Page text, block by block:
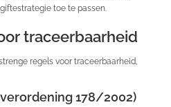
toe te passen.
traceerbaarheid
regels voor traceerbaarheid,
178/2002)